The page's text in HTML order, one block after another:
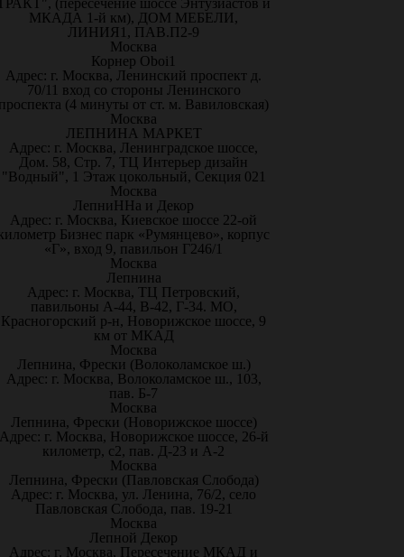
(пересечение шоссе Энтузиастов и
МКАДА 1-й км), ДОМ МЕБЕЛИ,
ЛИНИЯ1, ПАВ.П2-9
Москва
Корнер Oboi1
Адрес: г. Москва, Ленинский проспект д.
70/11 вход со стороны Ленинского
(4 минуты от ст. м. Вавиловская)
Москва
ЛЕПНИНА МАРКЕТ
Адрес: г. Москва, Ленинградское шоссе,
Дом. 58, Стр. 7, ТЦ Интерьер дизайн
"Водный", 1 Этаж цокольный, Секция 021
Москва
ЛепниННа и Декор
Адрес: г. Москва, Киевское шоссе 22-ой
Бизнес парк «Румянцево», корпус
«Г», вход 9, павильон Г246/1
Москва
Лепнина
Адрес: г. Москва, ТЦ Петровский,
павильоны А-44, В-42, Г-34. МО,
Красногорский р-н, Новорижское шоссе, 9
км от МКАД
Москва
Лепнина, Фрески (Волоколамское ш.)
Адрес: г. Москва, Волоколамское ш., 103,
пав. Б-7
Москва
Лепнина, Фрески (Новорижское шоссе)
г. Москва, Новорижское шоссе, 26-й
километр, с2, пав. Д-23 и А-2
Москва
Лепнина, Фрески (Павловская Слобода)
Адрес: г. Москва, ул. Ленина, 76/2, село
Павловская Слобода, пав. 19-21
Москва
Лепной Декор
Адрес: г. Москва, Пересечение МКАД и